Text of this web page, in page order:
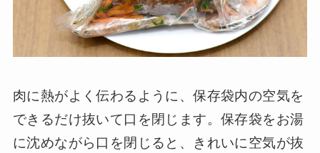
肉に熱がよく伝わるように、保存袋内の空気を
できるだけ抜いて口を閉じます。保存袋をお湯
に沈めながら口を閉じると、きれいに空気が抜